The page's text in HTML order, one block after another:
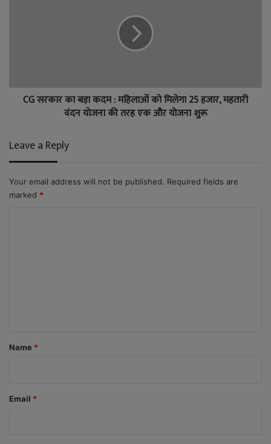
CG सरकार का बड़ा कदम : महिलाओं को मिलेगा 25 हजार, महतारी
वंदन योजना की तरह एक और योजना शुरू
Leave a Reply
Your email address will not be published. Required fields are
marked *
*
Name *
Email *